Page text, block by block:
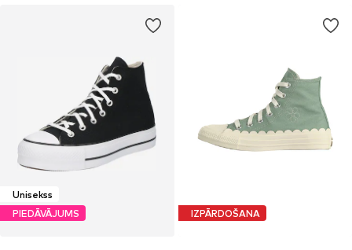
Unisekss
PIEDĀVĀJUMS
IZPĀRDOŠANA